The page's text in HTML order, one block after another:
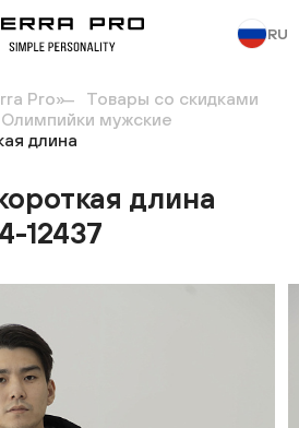
RU
Pro»
Товары со скидками
Олимпийки мужские
длина
длина
12437